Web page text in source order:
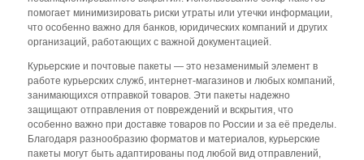
помогает минимизировать риски утраты или утечки информации,
что особенно важно для банков, юридических компаний и других
организаций, работающих с важной документацией.
Курьерские и почтовые пакеты — это незаменимый элемент в
работе курьерских служб, интернет-магазинов и любых компаний,
занимающихся отправкой товаров. Эти пакеты надежно
защищают отправления от повреждений и вскрытия, что
особенно важно при доставке товаров по России и за её пределы.
Благодаря разнообразию форматов и материалов, курьерские
пакеты могут быть адаптированы под любой вид отправлений,